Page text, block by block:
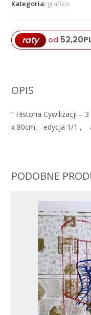
''
Kategoria: grafika
raty od 52,20
OPIS
” Historia Cywilizacji –
x 80cm, edycja 1/1 ,
PODOBNE